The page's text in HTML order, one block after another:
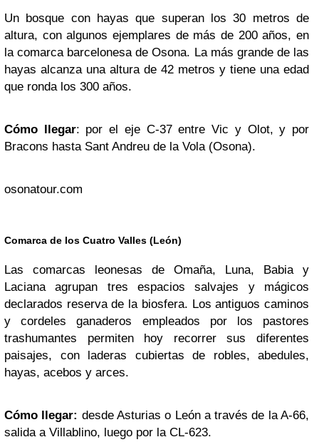
Un bosque con hayas que superan los 30 metros de
altura, con algunos ejemplares de más de 200 años, en
la comarca barcelonesa de Osona. La más grande de las
hayas alcanza una altura de 42 metros y tiene una edad
que ronda los 300 años.
Cómo llegar: por el eje C-37 entre Vic y Olot, y por
Bracons hasta Sant Andreu de la Vola (Osona).
osonatour.com
Comarca de los Cuatro Valles (León)
Las comarcas leonesas de Omaña, Luna, Babia y
Laciana agrupan tres espacios salvajes y mágicos
declarados reserva de la biosfera. Los antiguos caminos
y cordeles ganaderos empleados por los pastores
trashumantes permiten hoy recorrer sus diferentes
paisajes, con laderas cubiertas de robles, abedules,
hayas, acebos y arces.
Cómo llegar: desde Asturias o León a través de la A-66,
salida a Villablino, luego por la CL-623.